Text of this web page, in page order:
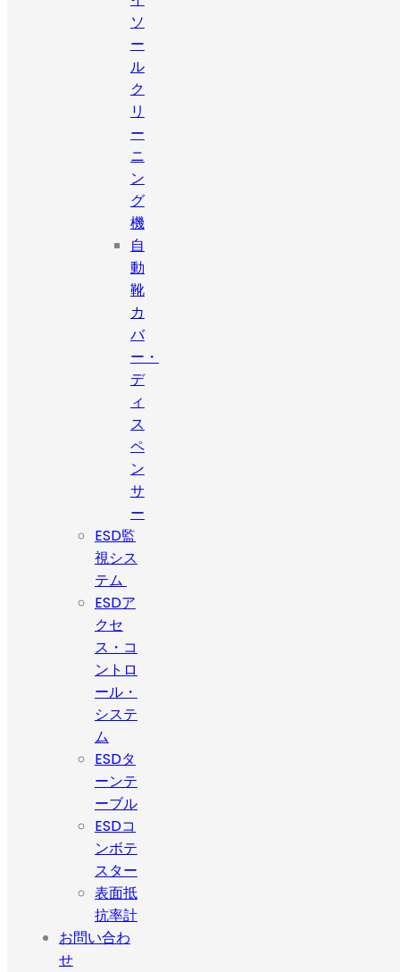
ソ
ー
ル
ク
リ
ー
ニ
ン
グ
機
自
動
靴
カ
バ
ー・
デ
ィ
ス
ペ
ン
サ
ー
ESD監
視シス
テム
ESDア
クセ
ス・コ
ントロ
ール・
システ
ム
ESDタ
ーンテ
ーブル
ESDコ
ンボテ
スター
表面抵
抗率計
お問い合わ
せ